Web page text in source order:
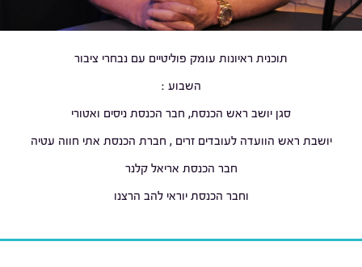
תוכנית ראיונות עומק פוליטיים עם נבחרי ציבור
השבוע :
סגן יושב ראש הכנסת, חבר הכנסת ניסים ואטורי
יושבת ראש הוועדה לעובדים זרים , חברת הכנסת אתי חווה עטיה
חבר הכנסת אריאל קלנר
וחבר הכנסת יוראי להב הרצנו